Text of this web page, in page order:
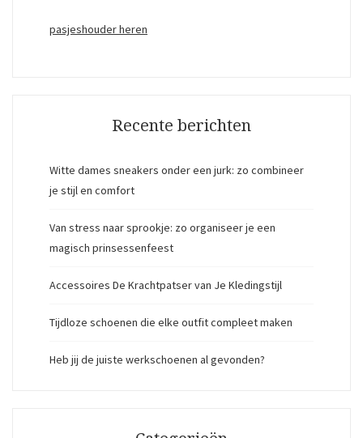
pasjeshouder heren
Recente berichten
Witte dames sneakers onder een jurk: zo combineer
je stijl en comfort
Van stress naar sprookje: zo organiseer je een
magisch prinsessenfeest
Accessoires De Krachtpatser van Je Kledingstijl
Tijdloze schoenen die elke outfit compleet maken
Heb jij de juiste werkschoenen al gevonden?